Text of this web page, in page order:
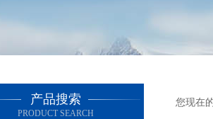
产品搜索
PRODUCT SEARCH
您现在